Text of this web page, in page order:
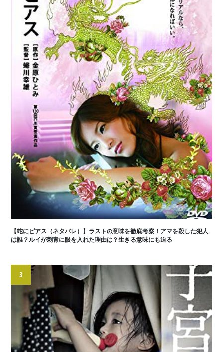
【蛇にピアス（ネタバレ）】ラストの意味を徹底考察！アマを殺した犯人
は誰？ルイが刺青に眼を入れた理由は？生きる意味にも迫る
3